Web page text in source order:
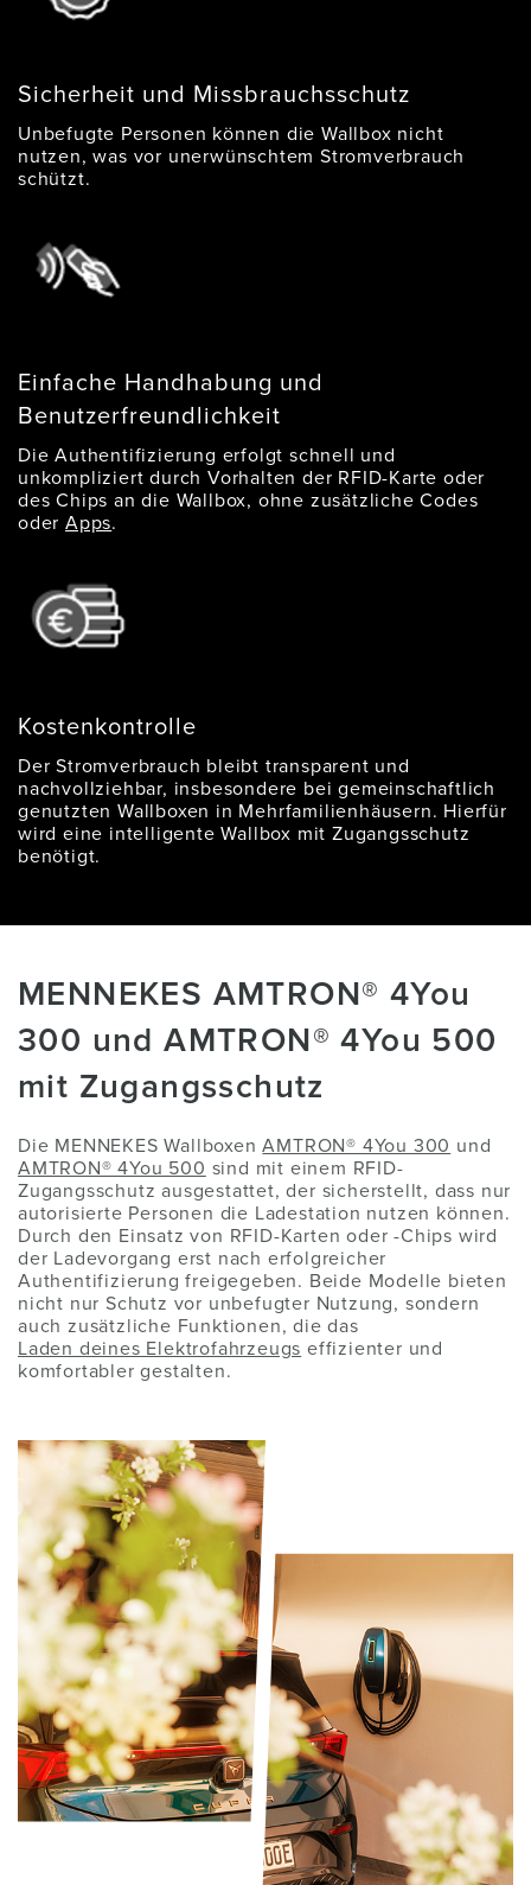
Sicherheit und Missbrauchsschutz
Unbefugte Personen können die Wallbox nicht
nutzen, was vor unerwünschtem Stromverbrauch
schützt.
Einfache Handhabung und
Benutzerfreundlichkeit
Die Authentifizierung erfolgt schnell und
unkompliziert durch Vorhalten der RFID-Karte oder
des Chips an die Wallbox, ohne zusätzliche Codes
oder Apps.
Kostenkontrolle
Der Stromverbrauch bleibt transparent und
nachvollziehbar, insbesondere bei gemeinschaftlich
genutzten Wallboxen in Mehrfamilienhäusern. Hierfür
wird eine intelligente Wallbox mit Zugangsschutz
benötigt.
MENNEKES AMTRON® 4You
300 und AMTRON® 4You 500
mit Zugangsschutz
Die MENNEKES WallboxenAMTRON® 4You 300 und
AMTRON® 4You 500 sind mit einem RFID-
Zugangsschutz ausgestattet, der sicherstellt, dass nur
autorisierte Personen die Ladestation nutzen können.
Durch den Einsatz von RFID-Karten oder -Chips wird
der Ladevorgang erst nach erfolgreicher
Authentifizierung freigegeben. Beide Modelle bieten
nicht nur Schutz vor unbefugter Nutzung, sondern
auch zusätzliche Funktionen, die das
Laden deines Elektrofahrzeugs effizienter und
komfortabler gestalten.